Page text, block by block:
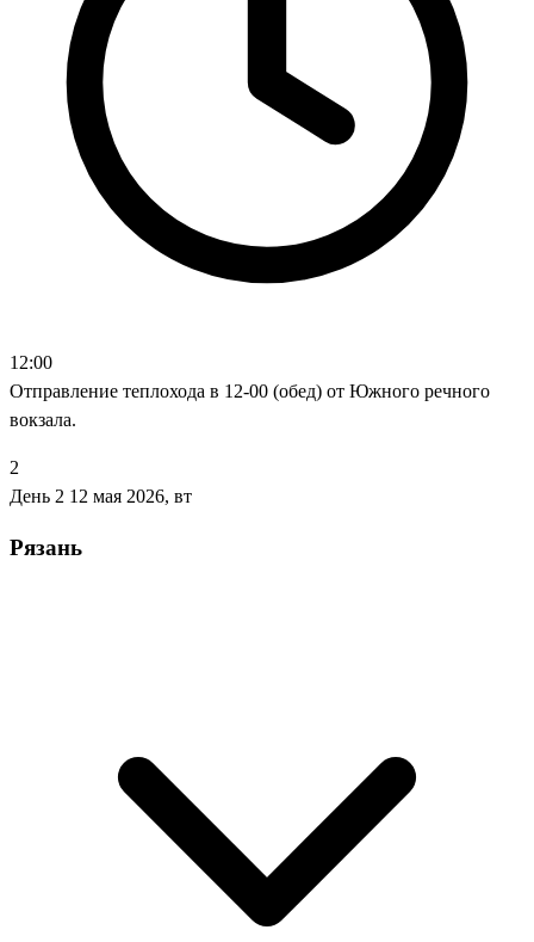
12:00
Отправление теплохода в 12-00 (обед) от Южного речного
вокзала.
2
День 2 12 мая 2026, вт
Рязань